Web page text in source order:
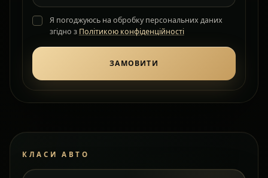
Я погоджуюсь на обробку персональних даних
згідно з Політикою конфіденційності
ЗАМОВИТИ
КЛАСИ АВТО